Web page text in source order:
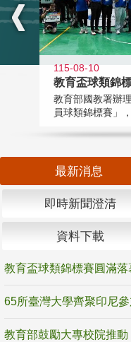
115-08-10
教育盃球類錦
教育部國教署辦
員球類錦標賽」
最新消息
即時新聞澄清
資料下載
65所臺灣大學齊聚印尼